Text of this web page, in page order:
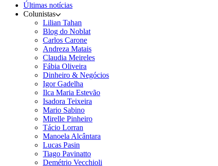
Últimas notícias
Colunistas
Lilian Tahan
Blog do Noblat
Carlos Carone
Andreza Matais
Claudia Meireles
Fábia Oliveira
Dinheiro & Negócios
Igor Gadelha
Ilca Maria Estevão
Isadora Teixeira
Mario Sabino
Mirelle Pinheiro
Tácio Lorran
Manoela Alcântara
Lucas Pasin
Tiago Pavinatto
Demétrio Vecchioli